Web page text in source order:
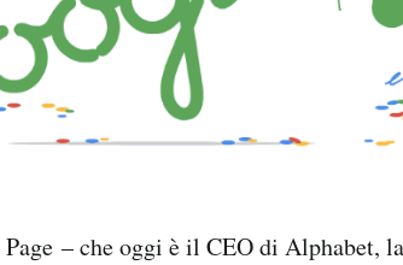
– che oggi è il CEO di Alphabet,